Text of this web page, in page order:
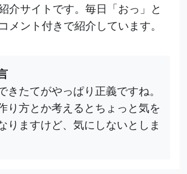
介サイトです。毎日「おっ」と
メント付きで紹介しています。
きたてがやっぱり正義ですね。
り方とか考えるとちょっと気を
りますけど、気にしないとしま